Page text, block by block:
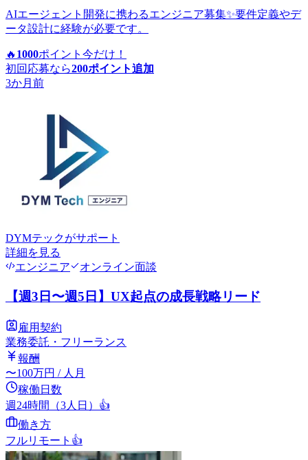
AIエージェント開発に携わるエンジニア募集✨要件定義やデ
ータ設計に経験が必要です。
🔥 1000ポイント 今だけ！
初回応募なら200ポイント追加
3か月前
DYMテックがサポート
詳細を見る
エンジニア
オンライン面談
【週3日〜週5日】UX起点の成長戦略リード
雇用契約
業務委託・フリーランス
報酬
〜100万円 / 人月
稼働日数
週24時間（3人日） 👍
働き方
フルリモート 👍